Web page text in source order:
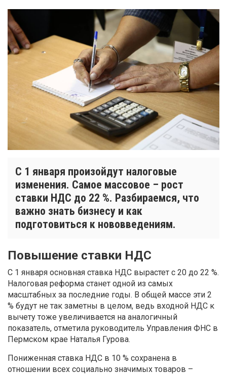
С 1 января произойдут налоговые
изменения. Самое массовое – рост
ставки НДС до 22 %. Разбираемся, что
важно знать бизнесу и как
подготовиться к нововведениям.
Повышение ставки НДС
С 1 января основная ставка НДС вырастет с 20 до 22 %.
Налоговая реформа станет одной из самых
масштабных за последние годы. В общей массе эти 2
% будут не так заметны в целом, ведь входной НДС к
вычету тоже увеличивается на аналогичный
показатель, отметила руководитель Управления ФНС в
Пермском крае Наталья Гурова.
Пониженная ставка НДС в 10 % сохранена в
отношении всех социально значимых товаров –